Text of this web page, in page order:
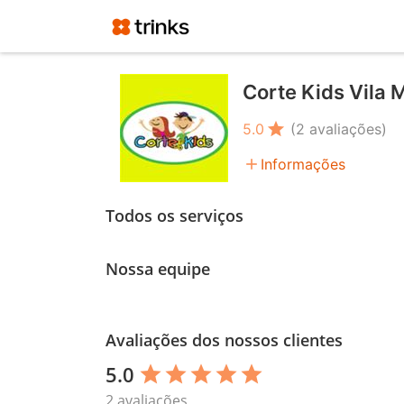
Corte Kids Vila
5.0 star (2 avaliações)
add Informações
Todos os serviços
Nossa equipe
Avaliações dos nossos clientes
5.0 star star star star star
2 avaliações